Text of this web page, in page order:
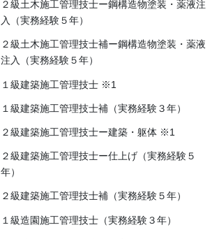
２級土木施工管理技士ー鋼構造物塗装・薬液注
入（実務経験５年）
２級土木施工管理技士補ー鋼構造物塗装・薬液
注入（実務経験５年）
１級建築施工管理技士 ※1
１級建築施工管理技士補（実務経験３年）
２級建築施工管理技士ー建築・躯体 ※1
２級建築施工管理技士ー仕上げ（実務経験５
年）
２級建築施工管理技士補（実務経験５年）
１級造園施工管理技士（実務経験３年）